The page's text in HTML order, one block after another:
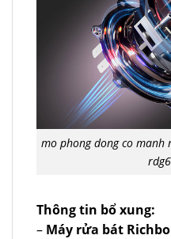
mo phong dong co
Thông tin bổ xung:
– Máy rửa bát